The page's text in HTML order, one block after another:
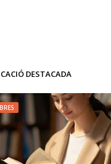
DESTACADA